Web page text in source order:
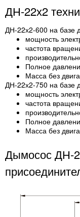
ДН-22х2
ДН-22х2-600 на базе
мощность
частота
Полное
Масса без
ДН-22х2-750 на базе
мощность
частота
Полное
Масса без
Дымосос ДН-